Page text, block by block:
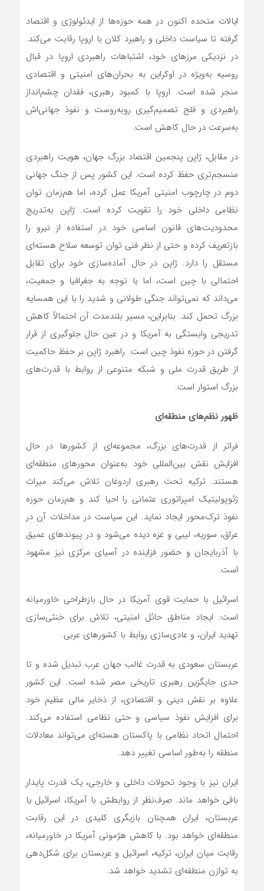
ایالات متحده اکنون در همه حوزه‌ها از ایدئولوژی و اقتصاد
گرفته تا سیاست داخلی و راهبرد کلان با اروپا رقابت می‌کند.
در نزدیکی مرزهای خود، اشتباهات راهبردی اروپا در قبال
روسیه به‌ویژه در اوکراین به بحران‌های امنیتی و اقتصادی
منجر شده است. اروپا با کمبود رهبری، فقدان چشم‌انداز
راهبردی و فلج تصمیم‌گیری روبه‌روست و نفوذ جهانی‌اش
به‌سرعت در حال کاهش است.
در مقابل، ژاپن پنجمین اقتصاد بزرگ جهان، هویت راهبردی
منسجم‌تری حفظ کرده است. این کشور پس از جنگ جهانی
دوم در چارچوب امنیتی آمریکا عمل کرده، اما هم‌زمان توان
نظامی داخلی خود را تقویت کرده است. ژاپن به‌تدریج
محدودیت‌های قانون اساسی خود در استفاده از نیرو را
بازتعریف کرده و حتی از نظر فنی توان توسعه سلاح هسته‌ای
مستقل را دارد. ژاپن در حال آماده‌سازی خود برای تقابل
احتمالی با چین است، اما با توجه به جغرافیا و جمعیت،
می‌داند که نمی‌تواند جنگی طولانی و شدید را با این همسایه
بزرگ تحمل کند. بنابراین، مسیر بلندمدت آن احتمالاً کاهش
تدریجی وابستگی به آمریکا و در عین حال جلوگیری از قرار
گرفتن در حوزه نفوذ چین است. راهبرد ژاپن بر حفظ حاکمیت
از طریق قدرت ملی و شبکه متنوعی از روابط با قدرت‌های
بزرگ استوار است.
ظهور نظم‌های منطقه‌ای
فراتر از قدرت‌های بزرگ، مجموعه‌ای از کشورها در حال
افزایش نقش بین‌المللی خود به‌عنوان محورهای منطقه‌ای
هستند. ترکیه تحت رهبری اردوغان تلاش می‌کند میراث
ژئوپولیتیک امپراتوری عثمانی را احیا کند و هم‌زمان حوزه
نفوذ ترک‌محور ایجاد نماید. این سیاست در مداخلات آن در
عراق، سوریه، لیبی و غزه دیده می‌شود و در پیوندهای عمیق
با آذربایجان و حضور فزاینده در آسیای مرکزی نیز مشهود
است.
اسرائیل با حمایت قوی آمریکا در حال بازطراحی خاورمیانه
است: ایجاد مناطق حائل امنیتی، تلاش برای خنثی‌سازی
تهدید ایران، و عادی‌سازی روابط با کشورهای عربی.
عربستان سعودی به قدرت غالب جهان عرب تبدیل شده و تا
حدی جایگزین رهبری تاریخی مصر شده است. این کشور
علاوه بر نقش دینی و اقتصادی، از ذخایر مالی عظیم خود
برای افزایش نفوذ سیاسی و حتی نظامی استفاده می‌کند.
احتمال اتحاد نظامی با پاکستان هسته‌ای می‌تواند معادلات
منطقه را به‌طور اساسی تغییر دهد.
ایران نیز با وجود تحولات داخلی و خارجی، یک قدرت پایدار
باقی خواهد ماند. صرف‌نظر از روابطش با آمریکا، اسرائیل یا
عربستان، ایران همچنان بازیگری کلیدی در این رقابت
منطقه‌ای خواهد بود. با کاهش هژمونی آمریکا در خاورمیانه،
رقابت میان ایران، ترکیه، اسرائیل و عربستان برای شکل‌دهی
به توازن منطقه‌ای تشدید خواهد شد.